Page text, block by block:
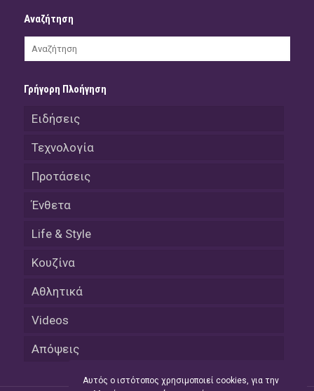
Αναζήτηση
Γρήγορη Πλοήγηση
Ειδήσεις
Τεχνολογία
Προτάσεις
Ένθετα
Life & Style
Κουζίνα
Αθλητικά
Videos
Απόψεις
Αυτός ο ιστότοπος χρησιμοποιεί cookies, για την